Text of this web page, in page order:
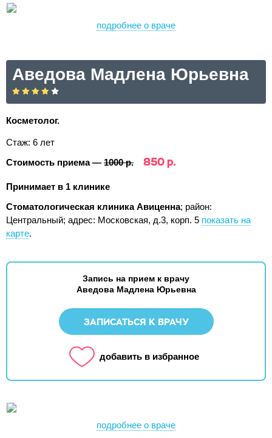
подробнее о враче
Аведова Мадлена Юрьевна
Косметолог.
Стаж: 6 лет
Стоимость приема — 1000 р. 850 р.
Принимает в 1 клинике
Стоматологическая клиника Авиценна; район:
Центральный; адрес: Московская, д.3, корп. 5 показать на
карте.
Запись на прием к врачу
Аведова Мадлена Юрьевна
ЗАПИСАТЬСЯ К ВРАЧУ
добавить в избранное
подробнее о враче